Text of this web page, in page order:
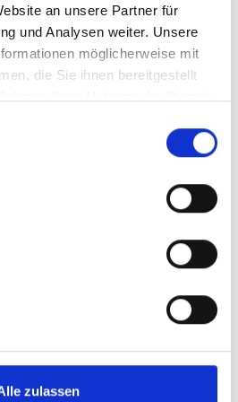
an unsere Partner für
und Analysen weiter. Unsere
möglicherweise mit
die Sie ihnen bereitgestellt
zulassen